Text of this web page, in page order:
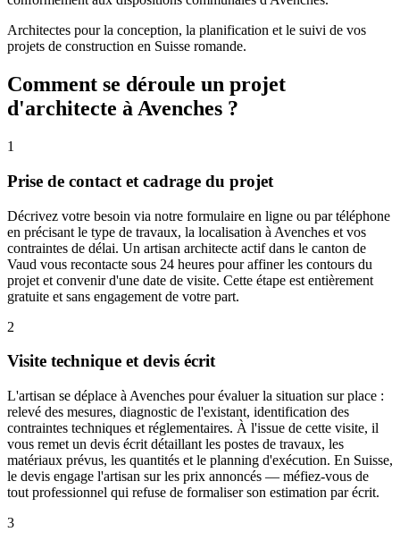
Architectes pour la conception, la planification et le suivi de vos
projets de construction en Suisse romande.
Comment se déroule un projet
d'architecte à Avenches ?
1
Prise de contact et cadrage du projet
Décrivez votre besoin via notre formulaire en ligne ou par téléphone
en précisant le type de travaux, la localisation à Avenches et vos
contraintes de délai. Un artisan architecte actif dans le canton de
Vaud vous recontacte sous 24 heures pour affiner les contours du
projet et convenir d'une date de visite. Cette étape est entièrement
gratuite et sans engagement de votre part.
2
Visite technique et devis écrit
L'artisan se déplace à Avenches pour évaluer la situation sur place :
relevé des mesures, diagnostic de l'existant, identification des
contraintes techniques et réglementaires. À l'issue de cette visite, il
vous remet un devis écrit détaillant les postes de travaux, les
matériaux prévus, les quantités et le planning d'exécution. En Suisse,
le devis engage l'artisan sur les prix annoncés — méfiez-vous de
tout professionnel qui refuse de formaliser son estimation par écrit.
3